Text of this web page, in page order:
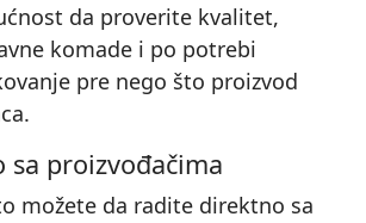
da proverite kvalitet,
komade i po potrebi
pre nego što proizvod
sa proizvođačima
možete da radite direktno sa